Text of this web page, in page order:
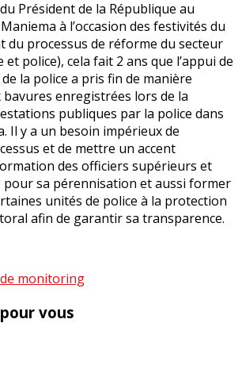
Président de la République au
à l’occasion des festivités du
du processus de réforme du secteur
police), cela fait 2 ans que l’appui de
la police a pris fin de manière
enregistrées lors de la
publiques par la police dans
Il y a un besoin impérieux de
et de mettre un accent
des officiers supérieurs et
pour sa pérennisation et aussi former
unités de police à la protection
afin de garantir sa transparence.
monitoring
vous